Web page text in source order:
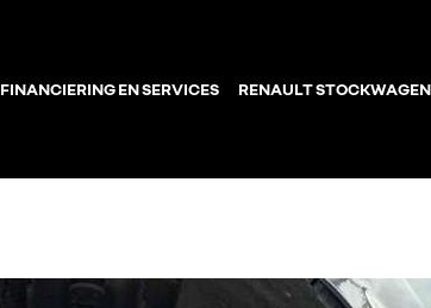
FINANCIERING EN SERVICES RENAULT